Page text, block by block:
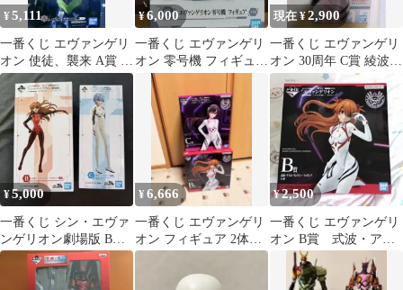
¥5,111
一番くじ エヴァンゲリ
オン 使徒、襲来 A賞 初
号機 フィギュア
¥6,000
一番くじ エヴァンゲリ
オン 零号機 フィギュア
C賞
現在 ¥2,900
一番くじ エヴァンゲリ
オン 30周年 C賞 綾波レ
イ フィギュア
¥5,000
一番くじ シン・エヴァ
ンゲリオン劇場版 B
賞/C賞 アスカ&レイ フ
ィギュア
¥6,666
一番くじ エヴァンゲリ
オン フィギュア 2体セ
ット+おまけ
¥2,500
一番くじ エヴァンゲリ
オン B賞 式波・アス
カ・ラングレー